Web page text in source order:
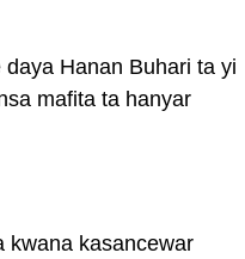
Hanan Buhari ta yi
mafita ta hanyar
kwana kasancewar